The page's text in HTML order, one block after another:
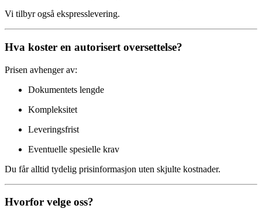
Vi tilbyr også ekspresslevering.
Hva koster en autorisert oversettelse?
Prisen avhenger av:
Dokumentets lengde
Kompleksitet
Leveringsfrist
Eventuelle spesielle krav
Du får alltid tydelig prisinformasjon uten skjulte kostnader.
Hvorfor velge oss?